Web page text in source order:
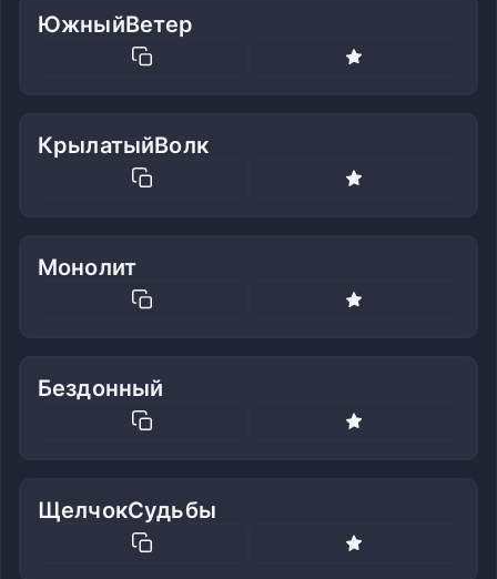
ЮжныйВетер
КрылатыйВолк
Монолит
Бездонный
ЩелчокСудьбы